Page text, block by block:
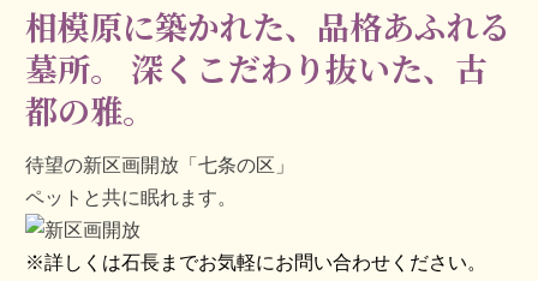
相模原に築かれた、品格あふれる
墓所。
深くこだわり抜いた、古
都の雅。
待望の新区画開放「七条の区」
ペットと共に眠れます。
※詳しくは石長までお気軽にお問い合わせください。